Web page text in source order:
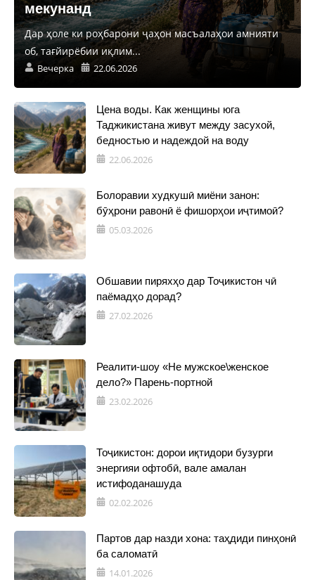
мекунанд
Дар ҳоле ки роҳбарони ҷаҳон масъалаҳои амнияти
об, тағйирёбии иқлим...
Вечерка 22.06.2026
Цена воды. Как женщины юга
Таджикистана живут между засухой,
бедностью и надеждой на воду
22.06.2026
Болоравии худкушӣ миёни занон:
бӯҳрони равонӣ ё фишорҳои иҷтимоӣ?
05.03.2026
Обшавии пиряхҳо дар Тоҷикистон чӣ
паёмадҳо дорад?
27.02.2026
Реалити-шоу «Не мужское\женское
дело?» Парень-портной
23.02.2026
Тоҷикистон: дорои иқтидори бузурги
энергияи офтобӣ, вале амалан
истифоданашуда
02.02.2026
Партов дар назди хона: таҳдиди пинҳонӣ
ба саломатӣ
14.01.2026